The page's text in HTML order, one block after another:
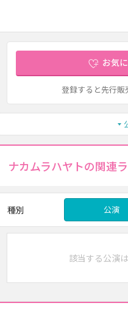
お気
登録すると先行販
ナカムラハヤトの関連
種別 公演
該当する公演